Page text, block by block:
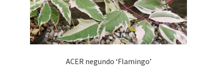
ACER negundo ‘Flamingo’